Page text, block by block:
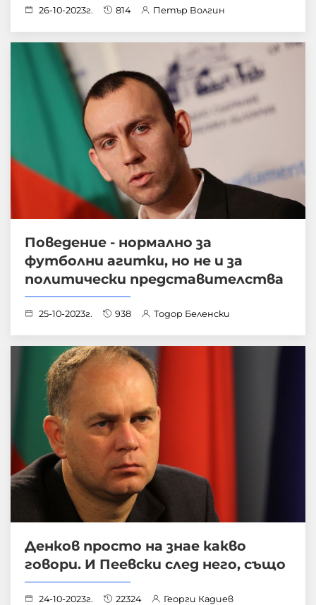
26-10-2023г. 814 Петър Волгин
Поведение - нормално за
футболни агитки, но не и за
политически представителства
25-10-2023г. 938 Тодор Беленски
Денков просто на знае какво
говори. И Пеевски след него, също
24-10-2023г. 22324 Георги Кадиев